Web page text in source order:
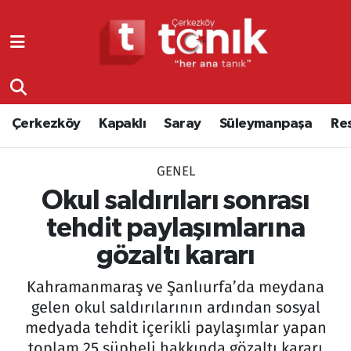
Çerkezköy Kapaklı Saray Süleymanpaşa
GENEL
Okul saldırıları sonrası
tehdit paylaşımlarına
gözaltı kararı
Kahramanmaraş ve Şanlıurfa’da meydana
gelen okul saldırılarının ardından sosyal
medyada tehdit içerikli paylaşımlar yapan
Resmi Reklamlar
Asayiş
Eğitim
Eğitim
Ekonomi
Ergene
Genel
Tekirdağ Nöbetçi Eczaneler
Tekirdağ Trafik Yoğunluk Haritası
Süper Lig Puan Durumu ve Fikstür
Tüm Manşetler
Son Dakika Haberleri
Haber Arşivi